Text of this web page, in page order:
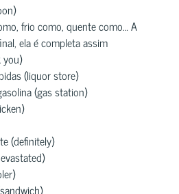
frio como, quente como… A
ela é completa assim
you)
(liquor store)
(gas station)
(definitely)